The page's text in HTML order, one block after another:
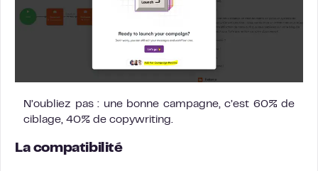
N’oubliez pas : une bonne campagne, c’est 60% de
ciblage, 40% de copywriting.
La compatibilité